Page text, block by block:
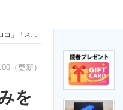
経営リーダーのコミュニティ
180万再生】
（更新）
を